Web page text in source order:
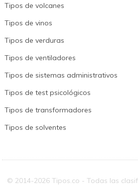
Tipos de volcanes
Tipos de vinos
Tipos de verduras
Tipos de ventiladores
Tipos de sistemas administrativos
Tipos de test psicológicos
Tipos de transformadores
Tipos de solventes
© 2014-2026 Tipos.co - Todas las